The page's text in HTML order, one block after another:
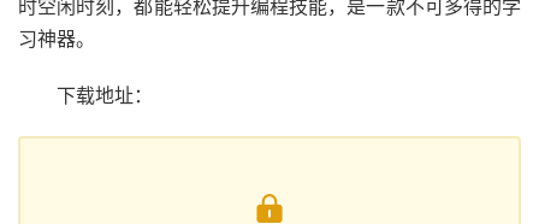
时空闲时刻，都能轻松提升编程技能，是一款不可多得的学
习神器。
下载地址：
